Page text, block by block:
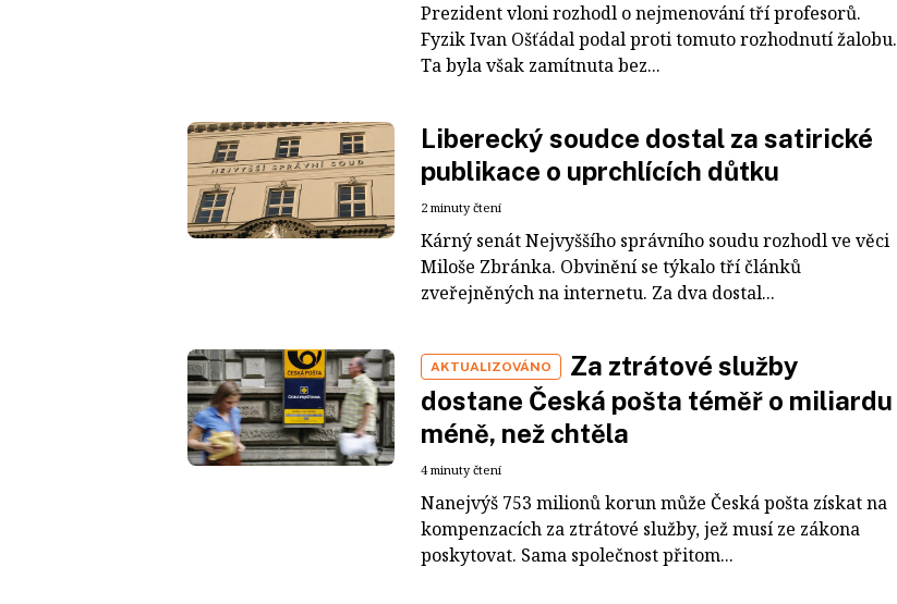
Prezident vloni rozhodl o nejmenování tří profesorů.
Fyzik Ivan Ošťádal podal proti tomuto rozhodnutí žalobu.
Ta byla však zamítnuta bez...
Liberecký soudce dostal za satirické
publikace o uprchlících důtku
2 minuty čtení
Kárný senát Nejvyššího správního soudu rozhodl ve věci
Miloše Zbránka. Obvinění se týkalo tří článků
zveřejněných na internetu. Za dva dostal...
AKTUALIZOVÁNO
Za ztrátové služby
dostane Česká pošta téměř o miliardu
méně, než chtěla
4 minuty čtení
Nanejvýš 753 milionů korun může Česká pošta získat na
kompenzacích za ztrátové služby, jež musí ze zákona
poskytovat. Sama společnost přitom...